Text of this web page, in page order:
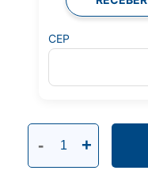
- +
CEP